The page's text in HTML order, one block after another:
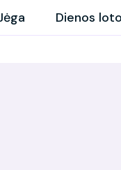
Dienos loto